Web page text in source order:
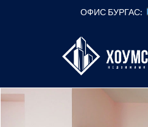
ОФИС БУРГАС: